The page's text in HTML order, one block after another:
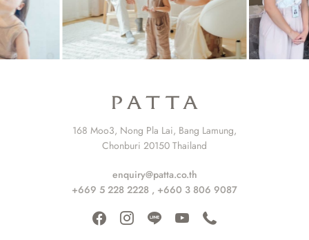
168 Moo3, Nong Pla Lai, Bang Lamung,
Chonburi 20150 Thailand
enquiry@patta.co.th
+669 5 228 2228 , +660 3 806 9087